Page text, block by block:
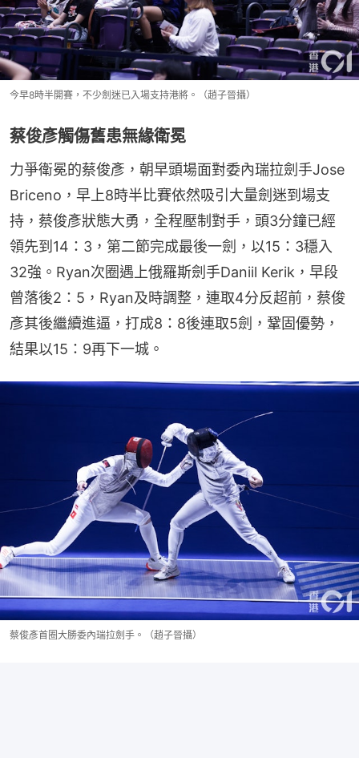
今早8時半開賽，不少劍迷已入場支持港將。（趙子晉攝）
蔡俊彥觸傷舊患無緣衛冕
力爭衛冕的蔡俊彥，朝早頭場面對委內瑞拉劍手Jose
Briceno，早上8時半比賽依然吸引大量劍迷到場支
持，蔡俊彥狀態大勇，全程壓制對手，頭3分鐘已經
領先到14：3，第二節完成最後一劍，以15：3穩入
32強。Ryan次圈遇上俄羅斯劍手Daniil Kerik，早段
曾落後2：5，Ryan及時調整，連取4分反超前，蔡俊
彥其後繼續進逼，打成8：8後連取5劍，鞏固優勢，
結果以15：9再下一城。
蔡俊彥首圈大勝委內瑞拉劍手。（趙子晉攝）